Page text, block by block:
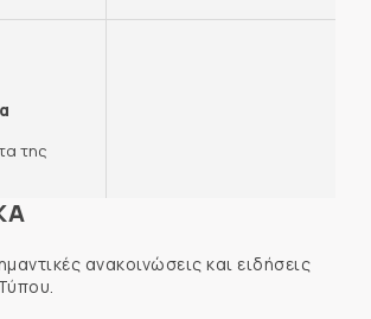
της
ανακοινώσεις και ειδήσεις